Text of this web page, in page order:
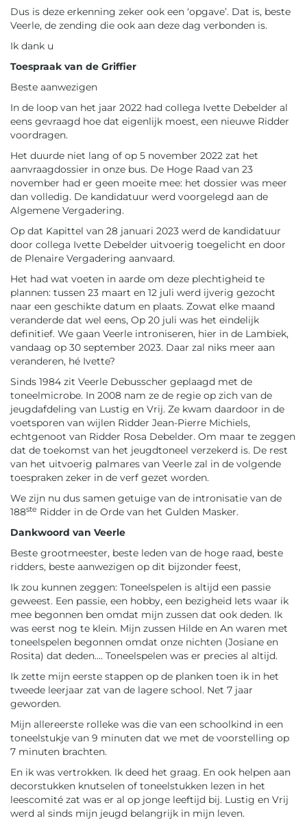
Dus is deze erkenning zeker ook een ‘opgave’. Dat is, beste
Veerle, de zending die ook aan deze dag verbonden is.
Ik dank u
Toespraak van de Griffier
Beste aanwezigen
In de loop van het jaar 2022 had collega Ivette Debelder al
eens gevraagd hoe dat eigenlijk moest, een nieuwe Ridder
voordragen.
Het duurde niet lang of op 5 november 2022 zat het
aanvraagdossier in onze bus. De Hoge Raad van 23
november had er geen moeite mee: het dossier was meer
dan volledig. De kandidatuur werd voorgelegd aan de
Algemene Vergadering.
Op dat Kapittel van 28 januari 2023 werd de kandidatuur
door collega Ivette Debelder uitvoerig toegelicht en door
de Plenaire Vergadering aanvaard.
Het had wat voeten in aarde om deze plechtigheid te
plannen: tussen 23 maart en 12 juli werd ijverig gezocht
naar een geschikte datum en plaats. Zowat elke maand
veranderde dat wel eens, Op 20 juli was het eindelijk
definitief. We gaan Veerle introniseren, hier in de Lambiek,
vandaag op 30 september 2023. Daar zal niks meer aan
veranderen, hé Ivette?
Sinds 1984 zit Veerle Debusscher geplaagd met de
toneelmicrobe. In 2008 nam ze de regie op zich van de
jeugdafdeling van Lustig en Vrij. Ze kwam daardoor in de
voetsporen van wijlen Ridder Jean-Pierre Michiels,
echtgenoot van Ridder Rosa Debelder. Om maar te zeggen
dat de toekomst van het jeugdtoneel verzekerd is. De rest
van het uitvoerig palmares van Veerle zal in de volgende
toespraken zeker in de verf gezet worden.
We zijn nu dus samen getuige van de intronisatie van de
188ste Ridder in de Orde van het Gulden Masker.
Dankwoord van Veerle
Beste grootmeester, beste leden van de hoge raad, beste
ridders, beste aanwezigen op dit bijzonder feest,
Ik zou kunnen zeggen: Toneelspelen is altijd een passie
geweest. Een passie, een hobby, een bezigheid Iets waar ik
mee begonnen ben omdat mijn zussen dat ook deden. Ik
was eerst nog te klein. Mijn zussen Hilde en An waren met
toneelspelen begonnen omdat onze nichten (Josiane en
Rosita) dat deden…. Toneelspelen was er precies al altijd.
Ik zette mijn eerste stappen op de planken toen ik in het
tweede leerjaar zat van de lagere school. Net 7 jaar
geworden.
Mijn allereerste rolleke was die van een schoolkind in een
toneelstukje van 9 minuten dat we met de voorstelling op
7 minuten brachten.
En ik was vertrokken. Ik deed het graag. En ook helpen aan
decorstukken knutselen of toneelstukken lezen in het
leescomité zat was er al op jonge leeftijd bij. Lustig en Vrij
werd al sinds mijn jeugd belangrijk in mijn leven.